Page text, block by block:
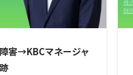
害→KBCマネージャ